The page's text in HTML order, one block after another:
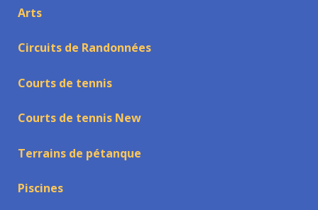
Arts
Circuits de Randonnées
Courts de tennis
Courts de tennis New
Terrains de pétanque
Piscines